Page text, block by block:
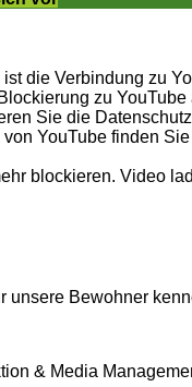
die Verbindung zu
zu YouTube
Sie die
YouTube finden
blockieren. Video
unsere Bewohner
& Media